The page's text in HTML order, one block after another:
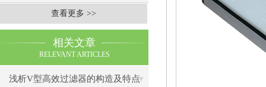
查看更多 >>
相关文章
RELEVANT ARTICLES
浅析V型高效过滤器的构造及特点